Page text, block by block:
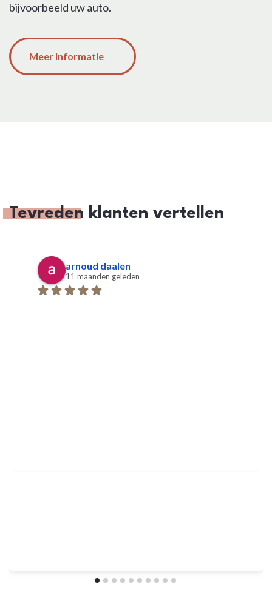
bijvoorbeeld uw auto.
Meer informatie
Tevreden klanten vertellen
arnoud daalen
11 maanden geleden